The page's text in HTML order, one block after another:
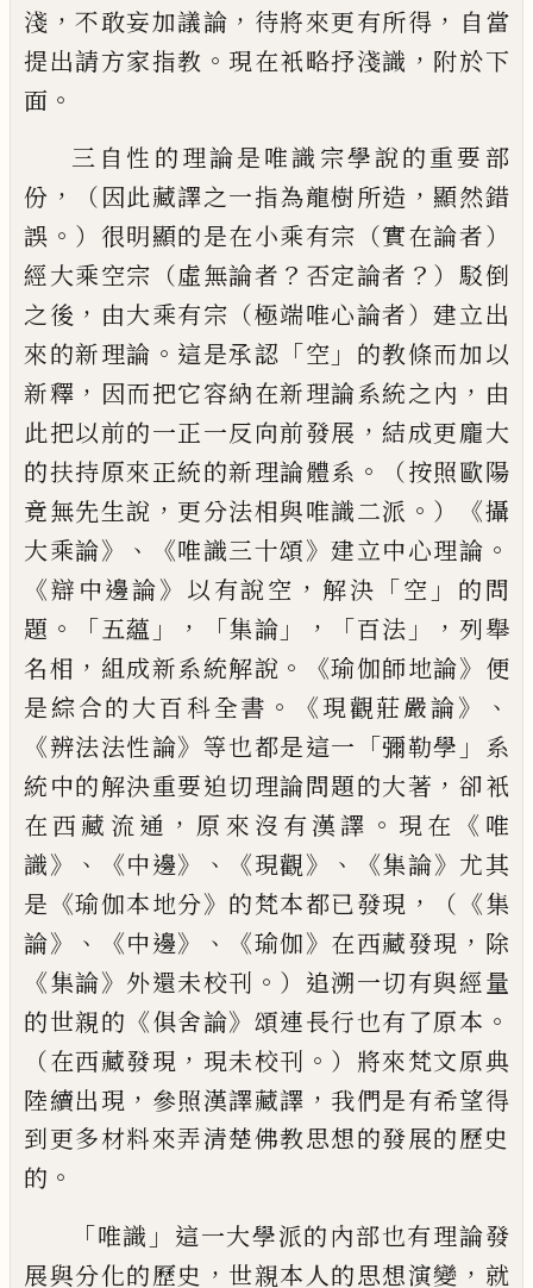
淺 ，不敢妄加議論 ， 待將來更有所得 ， 自當
提出請方家指教 。 現在衹略抒淺識 ， 附於下
面 。
三自性的理論是唯識宗學說的重要部
份 ， （因此藏譯之一指為龍樹所造 ， 顯然錯
誤 。 ）很明顯的是在小乘有宗（實在論者）
經大乘空宗（虛無論者 ？ 否定論者 ？ ）駁倒
之後 ， 由大乘有宗（極端唯心論者）建立出
來的新理論 。 這是承認 「空 」 的教條而加以
新釋 ， 因而把它容納在新理論系統之內 ， 由
此把以前的一正一反向前發展 ，結成更龐大
的扶持原來正統的新理論體系 。
（按照歐陽
竟無先生說 ， 更分法相與唯識二派 。 ） 《攝
大乘論》、《唯識三十頌》建立中心理論 。
《辯中邊論》 以有說空 ， 解決 「空 」 的問
題 。「五蘊 」， 「集論 」，「百法 」， 列舉
名相 ， 組成新系統解說 。《瑜伽師地論》 便
是綜合的大百科全書 。《現觀莊嚴論》、
《辨法法性論》 等也都是這一 「彌勒學 」
系
統中的解決重要迫切理論問題的大著 ， 卻衹
在西藏流通 ， 原來沒有漢譯 。 現在 《 唯
識》、《中邊》、《現觀》、《集論》 尤其
是 《瑜伽本地分》 的梵本都已發現 ， （ 《集
論》、《中邊》、《瑜伽》 在西藏發現 ， 除
《集論》 外還未校刊 。 ）追溯一切有與經量
的世親的 《俱舍論》 頌連長行也有了原本 。
（在西藏發現 ， 現未校刊 。 ） 將來梵文原典
陸續出現 ， 參照漢譯藏譯 ， 我們是有希望得
到更多材料來弄清楚佛教思想的發展的歷史
的 。
「唯識 」 這一大學派的內部也有理論發
展與分化的歷史 ， 世親本人的思想演變 ， 就